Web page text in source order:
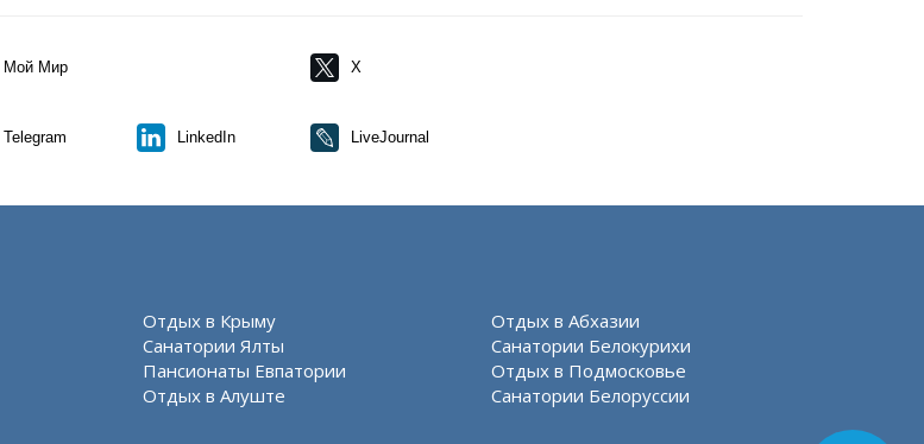
Мой Мир X
Telegram LinkedIn LiveJournal
Отдых в Крыму
Санатории Ялты
Пансионаты Евпатории
Отдых в Алуште
Отдых в Абхазии
Санатории Белокурихи
Отдых в Подмосковье
Санатории Белоруссии